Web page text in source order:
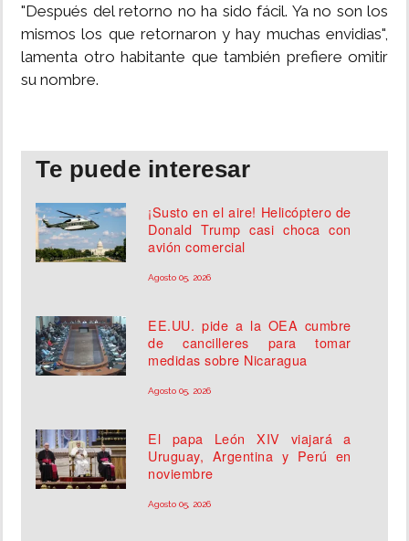
"Después del retorno no ha sido fácil. Ya no son los
mismos los que retornaron y hay muchas envidias",
lamenta otro habitante que también prefiere omitir
su nombre.
Te puede interesar
¡Susto en el aire! Helicóptero de
Donald Trump casi choca con
avión comercial
Agosto 05, 2026
EE.UU. pide a la OEA cumbre
de cancilleres para tomar
medidas sobre Nicaragua
Agosto 05, 2026
El papa León XIV viajará a
Uruguay, Argentina y Perú en
noviembre
Agosto 05, 2026